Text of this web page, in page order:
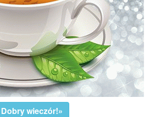
wieczór!»